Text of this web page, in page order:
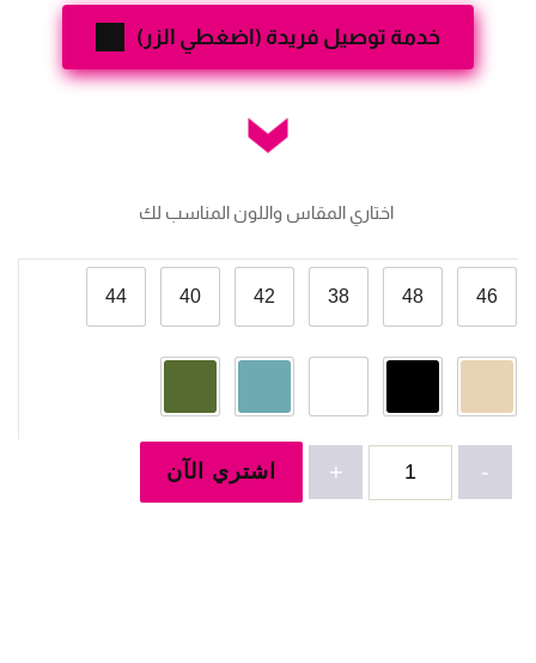
خدمة توصيل فريدة (اضغطي الزر)
46
48
38
42
40
44
-
مانطو-4783
+ اشتري الآن